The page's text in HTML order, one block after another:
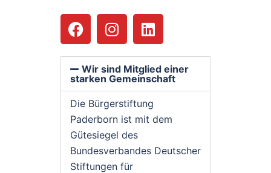
Wir sind Mitglied einer
starken Gemeinschaft
Die Bürgerstiftung
Paderborn ist mit dem
Gütesiegel des
Bundesverbandes Deutscher
Stiftungen für